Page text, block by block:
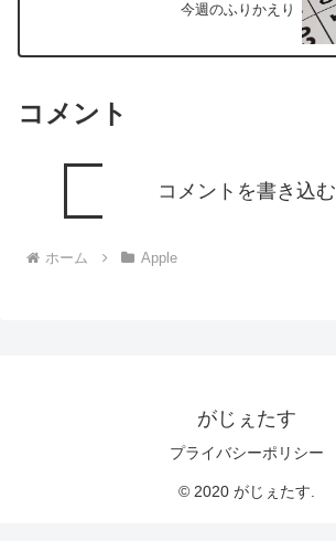
今週のふりかえり
コメント
コメントを書き込む
ホーム Apple
がじぇたす
プライバシーポリシー
© 2020 がじぇたす.